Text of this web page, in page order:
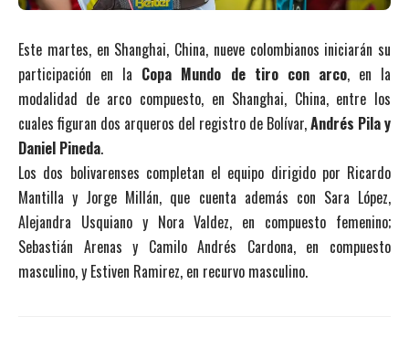
Este martes, en Shanghai, China, nueve colombianos iniciarán su
participación en la Copa Mundo de tiro con arco, en la
modalidad de arco compuesto, en Shanghai, China, entre los
cuales figuran dos arqueros del registro de Bolívar,Andrés Pila y
Daniel Pineda.
Los dos bolivarenses completan el equipo dirigido por Ricardo
Mantilla y Jorge Millán, que cuenta además con Sara López,
Alejandra Usquiano y Nora Valdez, en compuesto femenino;
Sebastián Arenas y Camilo Andrés Cardona, en compuesto
masculino, y Estiven Ramirez, en recurvo masculino.